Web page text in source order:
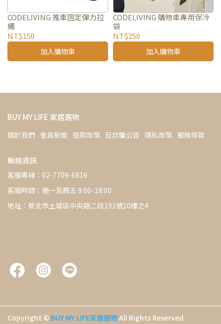
CODELIVING 推車固定彈力拉
繩
NT$150
加入購物車
CODELIVING 購物車專用保冷
袋
NT$250
加入購物車
BUY MY LIFE 家居選物
關於我們 會員制度 退款政策 反詐騙公告 隱私政策 服務條款
聯絡資訊
客服專線：02-7709-6816
客服時間：週一至周五 9:00-18:00
地址：新北市土城區中央路二段191號10樓之4
Copyright © BUY MY LIFE家居選物All Rights Reserved.